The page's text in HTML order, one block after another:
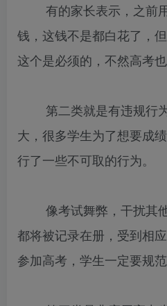
有的家长表示，之前
钱，这钱不是都白花了，
这个是必须的，不然高考也
第二类就是有违规行为
大，很多学生为了想要成
行了一些不可取的行为。
像考试舞弊，干扰其他
都将被记录在册，受到相
参加高考，学生一定要规范